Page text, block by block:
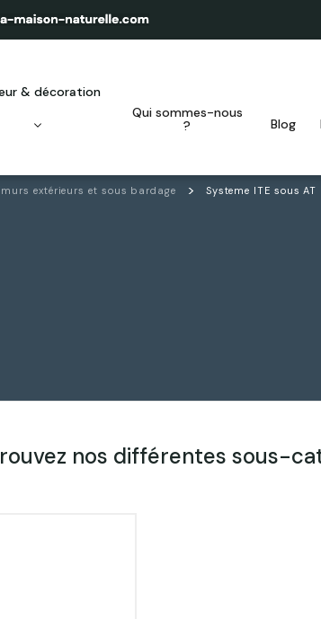
& décoration
qui sommes-nous
?
blog
extérieurs et sous bardage Systeme ITE sous AT
nos différentes sous-